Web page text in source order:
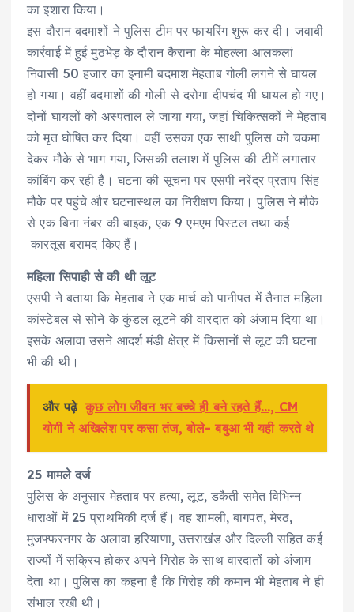
का इशारा किया।
इस दौरान बदमाशों ने पुलिस टीम पर फायरिंग शुरू कर दी। जवाबी
कार्रवाई में हुई मुठभेड़ के दौरान कैराना के मोहल्ला आलकलां
निवासी 50 हजार का इनामी बदमाश मेहताब गोली लगने से घायल
हो गया। वहीं बदमाशों की गोली से दरोगा दीपचंद भी घायल हो गए।
दोनों घायलों को अस्पताल ले जाया गया, जहां चिकित्सकों ने मेहताब
को मृत घोषित कर दिया। वहीं उसका एक साथी पुलिस को चकमा
देकर मौके से भाग गया, जिसकी तलाश में पुलिस की टीमें लगातार
कांबिंग कर रही हैं। घटना की सूचना पर एसपी नरेंद्र प्रताप सिंह
मौके पर पहुंचे और घटनास्थल का निरीक्षण किया। पुलिस ने मौके
से एक बिना नंबर की बाइक, एक 9 एमएम पिस्टल तथा कई
कारतूस बरामद किए हैं।
महिला सिपाही से की थी लूट
एसपी ने बताया कि मेहताब ने एक मार्च को पानीपत में तैनात महिला
कांस्टेबल से सोने के कुंडल लूटने की वारदात को अंजाम दिया था।
इसके अलावा उसने आदर्श मंडी क्षेत्र में किसानों से लूट की घटना
भी की थी।
और पढ़े कुछ लोग जीवन भर बच्चे ही बने रहते हैं..., CM
योगी ने अखिलेश पर कसा तंज, बोले- बबुआ भी यही करते थे
25 मामले दर्ज
पुलिस के अनुसार मेहताब पर हत्या, लूट, डकैती समेत विभिन्न
धाराओं में 25 प्राथमिकी दर्ज हैं। वह शामली, बागपत, मेरठ,
मुजफ्फरनगर के अलावा हरियाणा, उत्तराखंड और दिल्ली सहित कई
राज्यों में सक्रिय होकर अपने गिरोह के साथ वारदातों को अंजाम
देता था। पुलिस का कहना है कि गिरोह की कमान भी मेहताब ने ही
संभाल रखी थी।